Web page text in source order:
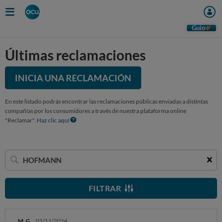
Guio
Últimas reclamaciones
INICIA UNA RECLAMACIÓN
En este listado podrás encontrar las reclamaciones públicas enviadas a distintas
compañías por los consumidores a través de nuestra plataforma online
"Reclamar". Haz clic aquí
Buscar
una
empresa
FILTRAR